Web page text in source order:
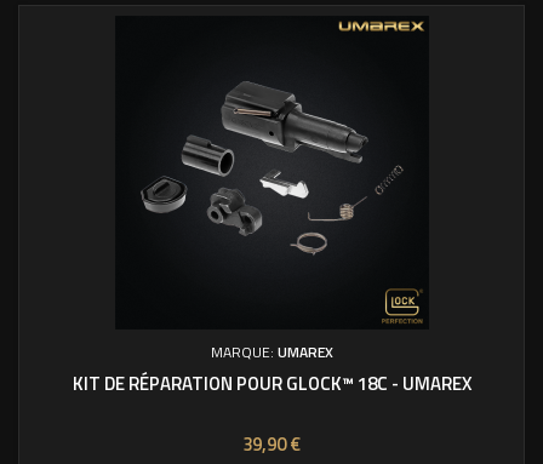
MARQUE: UMAREX
KIT DE RÉPARATION POUR GLOCK™ 18C - UMAREX
Prix
39,90 €